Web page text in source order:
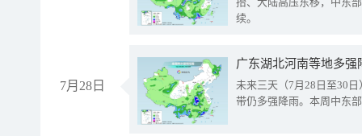
续。
7月28日
广东湖北河南等地多
未来三天（7月28日至30
带仍多强降雨。本周中东